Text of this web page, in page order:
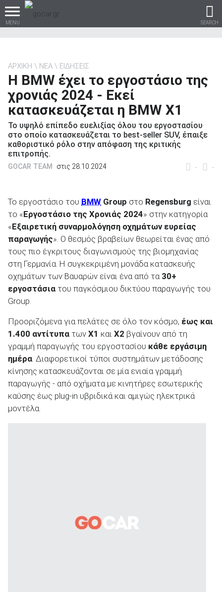
MENU SEARCH
Βρες τα πάντα για το
αυτοκίνητο!
βρες το!
Καινούρια
ΑΝΑΖΗΤΗΣΗ
Μεταχειρισμένα
ΑΝΑΖΗΤΗΣΗ
Επιχειρήσεις
ΑΡΧΙΚΗ ΝΕΑ ΕΙΔΗΣΕΙΣ
H BMW έχει το εργοστάσιο της
χρονιάς 2024 - Εκεί
κατασκευάζεται η BMW X1
Το υψηλό επίπεδο ευελιξίας όλου του εργοστασίου
στο οποίο κατασκευάζεται το best-seller SUV, έπαιξε
καθοριστικό ρόλο στην απόφαση της κριτικής
επιτροπής.
- -
GOCAR TEAM στις 28.10.2024
Το εργοστάσιο του BMW Group στο Regensburg είναι
το «Εργοστάσιο της Χρονιάς 2024» στην κατηγορία
«Εξαιρετική συναρμολόγηση οχημάτων ευρείας
παραγωγής». Ο θεσμός βραβείων θεωρείται ένας από
τους πιο έγκριτους διαγωνισμούς της βιομηχανίας
στη Γερμανία. Η συγκεκριμένη μονάδα κατασκευής
οχημάτων των Βαυαρών είναι ένα από τα 30+
εργοστάσια του παγκόσμιου δικτύου παραγωγής του
Group.
Προοριζόμενα για πελάτες σε όλο τον κόσμο, έως και
1.400 αντίτυπα των X1 και X2 βγαίνουν από τη
γραμμή παραγωγής του εργοστασίου κάθε εργάσιμη
ημέρα. Διαφορετικοί τύποι συστημάτων μετάδοσης
κίνησης κατασκευάζονται σε μία ενιαία γραμμή
παραγωγής - από οχήματα με κινητήρες εσωτερικής
καύσης έως plug-in υβριδικά και αμιγώς ηλεκτρικά
μοντέλα.